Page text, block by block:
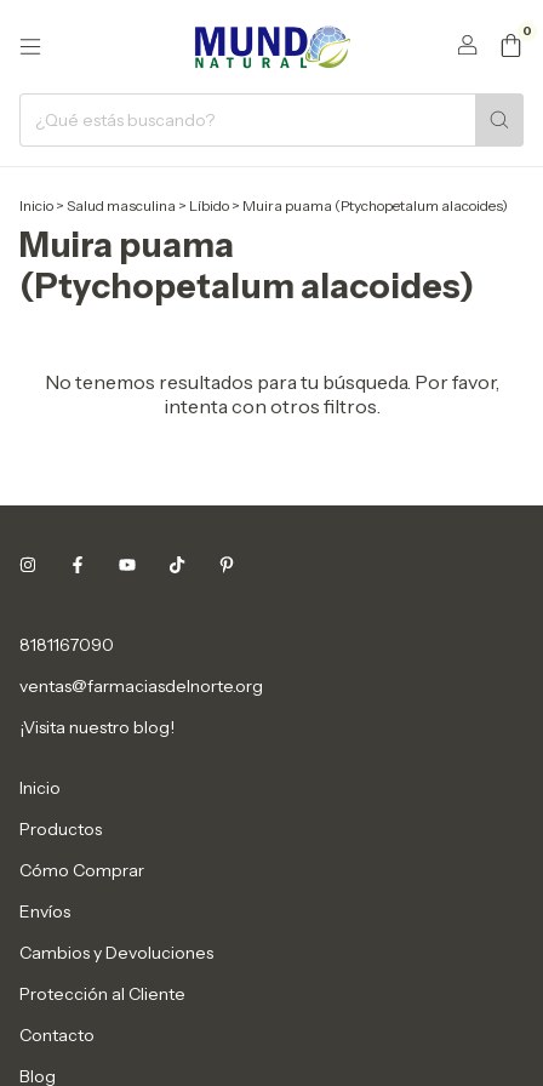
0
Inicio > Salud masculina > Líbido > Muira puama (Ptychopetalum alacoides)
Muira puama
(Ptychopetalum alacoides)
No tenemos resultados para tu búsqueda. Por favor,
intenta con otros filtros.
8181167090
ventas@farmaciasdelnorte.org
¡Visita nuestro blog!
Inicio
Productos
Cómo Comprar
Envíos
Cambios y Devoluciones
Protección al Cliente
Contacto
Blog